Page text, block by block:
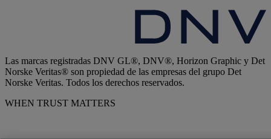
Las marcas registradas DNV GL®, DNV®, Horizon Graphic y Det
Norske Veritas® son propiedad de las empresas del grupo Det
Norske Veritas. Todos los derechos reservados.
WHEN TRUST MATTERS